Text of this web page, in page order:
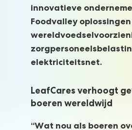
innovatieve
Foodvalley
elektriciteitsnet.
LeafCares verhoogt
boeren wereldwijd
“Wat nou als boeren